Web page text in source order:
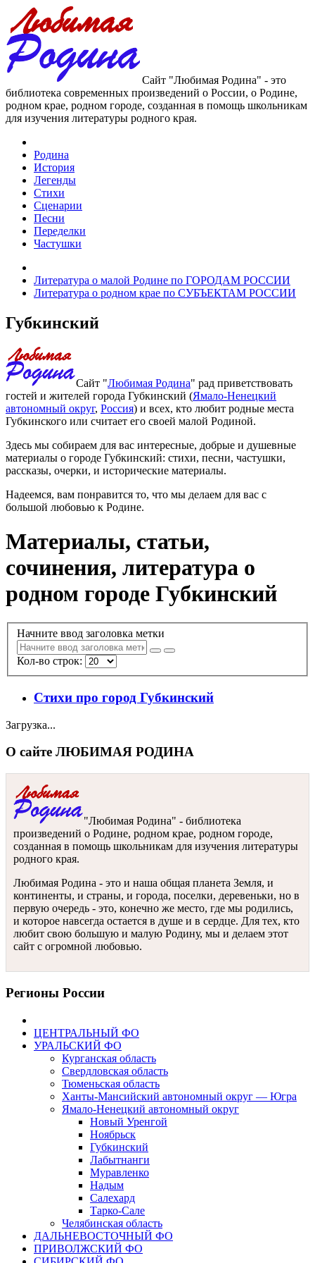
Сайт "Любимая Родина" - это
библиотека современных произведений о России, о Родине,
родном крае, родном городе, созданная в помощь школьникам
для изучения литературы родного края.
Родина
История
Легенды
Стихи
Сценарии
Песни
Переделки
Частушки
Литература о малой Родине по ГОРОДАМ РОССИИ
Литература о родном крае по СУБЪЕКТАМ РОССИИ
Губкинский
Сайт "Любимая Родина" рад приветствовать
гостей и жителей города Губкинский (Ямало-Ненецкий
автономный округ, Россия) и всех, кто любит родные места
Губкинского или считает его своей малой Родиной.
Здесь мы собираем для вас интересные, добрые и душевные
материалы о городе Губкинский: стихи, песни, частушки,
рассказы, очерки, и исторические материалы.
Надеемся, вам понравится то, что мы делаем для вас с
большой любовью к Родине.
Материалы, статьи,
сочинения, литература о
родном городе Губкинский
Начните ввод заголовка метки
Кол-во строк:
Стихи про город Губкинский
Загрузка...
О сайте ЛЮБИМАЯ РОДИНА
"Любимая Родина" - библиотека
произведений о Родине, родном крае, родном городе,
созданная в помощь школьникам для изучения литературы
родного края.
Любимая Родина - это и наша общая планета Земля, и
континенты, и страны, и города, поселки, деревеньки, но в
первую очередь - это, конечно же место, где мы родились,
и которое навсегда остается в душе и в сердце. Для тех, кто
любит свою большую и малую Родину, мы и делаем этот
сайт с огромной любовью.
Регионы России
ЦЕНТРАЛЬНЫЙ ФО
УРАЛЬСКИЙ ФО
Курганская область
Свердловская область
Тюменьская область
Ханты-Мансийский автономный округ — Югра
Ямало-Ненецкий автономный округ
Новый Уренгой
Ноябрьск
Губкинский
Лабытнанги
Муравленко
Надым
Салехард
Тарко-Сале
Челябинская область
ДАЛЬНЕВОСТОЧНЫЙ ФО
ПРИВОЛЖСКИЙ ФО